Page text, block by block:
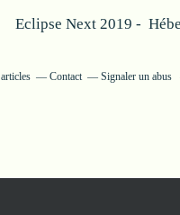
Eclipse Next 2019 -
Contact Signaler un abus